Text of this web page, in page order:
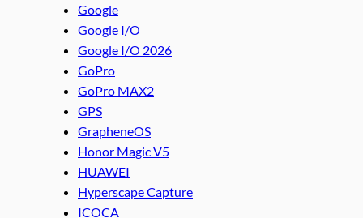
Google
Google I/O
Google I/O 2026
GoPro
GoPro MAX2
GPS
GrapheneOS
Honor Magic V5
HUAWEI
Hyperscape Capture
ICOCA